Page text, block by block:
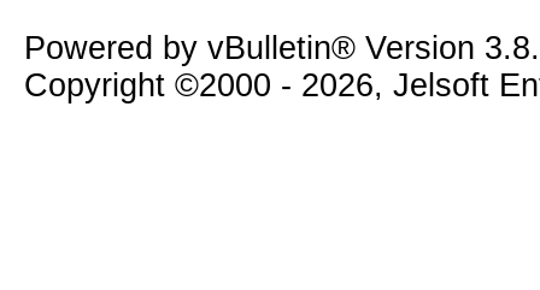
Powered by vBulletin® Version
Copyright ©2000 - 2026, Jelsoft